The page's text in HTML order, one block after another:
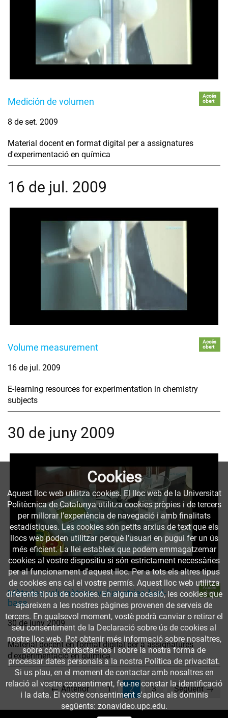
Medición de volumen
Accés
obert
8 de set. 2009
Material docent en format digital per a assignatures
d'experimentació en química
16 de jul. 2009
Volume measurement
Accés
obert
16 de jul. 2009
E-learning resources for experimentation in chemistry
subjects
30 de juny 2009
Mètodes volumètrics: volumetries àcid-
base
Accés
obert
30 de juny 2009
Material docent en format digital per a assignatures
d'experimentació en química
← Anterior 1 2(current)
3 Següent →
Cookies
Aquest lloc web utilitza cookies. El lloc web de la Universitat
Politècnica de Catalunya utilitza cookies pròpies i de tercers
per millorar l’experiència de navegació i amb finalitats
estadístiques. Les cookies són petits arxius de text que els
llocs web poden utilitzar perquè l’usuari en pugui fer un ús
més eficient. La llei estableix que podem emmagatzemar
cookies al vostre dispositiu si són estrictament necessàries
per al funcionament d'aquest lloc. Per a tots els altres tipus
de cookies ens cal el vostre permís. Aquest lloc web utilitza
diferents tipus de cookies. En alguna ocasió, les cookies que
apareixen a les nostres pàgines provenen de serveis de
tercers. En qualsevol moment, vostè podrà canviar o retirar el
seu consentiment de la Declaració sobre ús de cookies al
nostre lloc web. Pot obtenir més informació sobre nosaltres,
sobre cóm contactar-nos i sobre la nostra forma de
processar dates personals a la nostra Política de privacitat.
Si us plau, en el moment de contactar amb nosaltres en
relació al vostre consentiment, feu-ne constar la identificació
i la data. El vostre consentiment s'aplica als dominis
següents: zonavideo.upc.edu.